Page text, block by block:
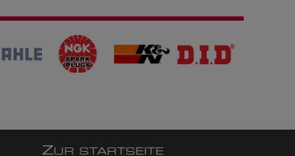
ZUR STARTSEITE